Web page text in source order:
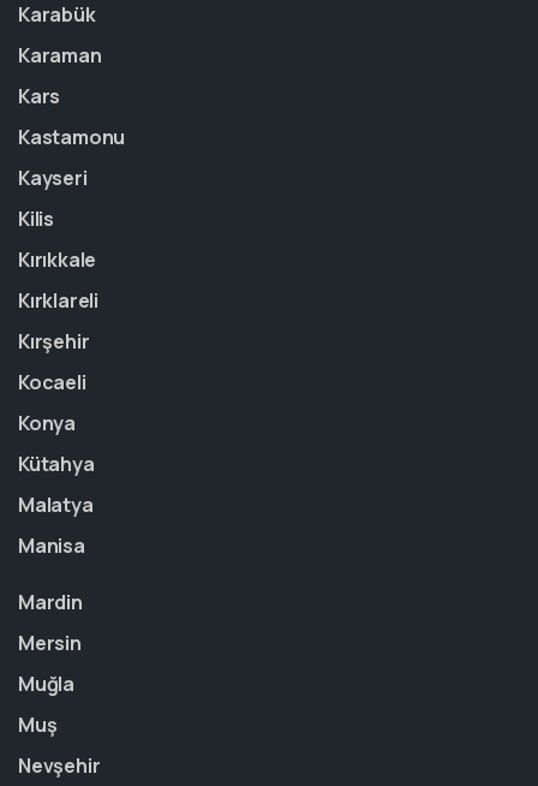
Karabük
Karaman
Kars
Kastamonu
Kayseri
Kilis
Kırıkkale
Kırklareli
Kırşehir
Kocaeli
Konya
Kütahya
Malatya
Manisa
Mardin
Mersin
Muğla
Muş
Nevşehir